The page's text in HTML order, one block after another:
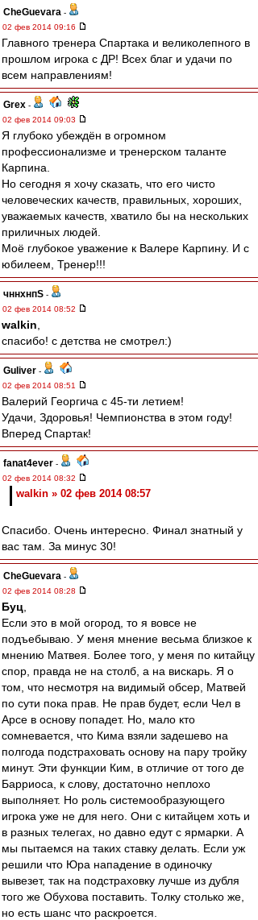
CheGuevara -
02 фев 2014 09:16
Главного тренера Спартака и великолепного в
прошлом игрока с ДР! Всех благ и удачи по
всем направлениям!
Grex -
02 фев 2014 09:03
Я глубоко убеждён в огромном
профессионализме и тренерском таланте
Карпина.
Но сегодня я хочу сказать, что его чисто
человеческих качеств, правильных, хороших,
уважаемых качеств, хватило бы на нескольких
приличных людей.
Моё глубокое уважение к Валере Карпину. И с
юбилеем, Тренер!!!
чннхнпS -
02 фев 2014 08:52
walkin
спасибо! с детства не смотрел:)
Guliver -
02 фев 2014 08:51
Валерий Георгича с 45-ти летием!
Удачи, Здоровья! Чемпионства в этом году!
Вперед Спартак!
fanat4ever -
02 фев 2014 08:32
walkin » 02 фев 2014 08:57
Спасибо. Очень интересно. Финал знатный у
вас там. За минус 30!
CheGuevara -
02 фев 2014 08:28
Буц
Если это в мой огород, то я вовсе не
подъебываю. У меня мнение весьма близкое к
мнению Матвея. Более того, у меня по китайцу
спор, правда не на столб, а на вискарь. Я о
том, что несмотря на видимый обсер, Матвей
по сути пока прав. Не прав будет, если Чел в
Арсе в основу попадет. Но, мало кто
сомневается, что Кима взяли задешево на
полгода подстраховать основу на пару тройку
минут. Эти функции Ким, в отличие от того де
Барриоса, к слову, достаточно неплохо
выполняет. Но роль системообразующего
игрока уже не для него. Они с китайцем хоть и
в разных телегах, но давно едут с ярмарки. А
мы пытаемся на таких ставку делать. Если уж
решили что Юра нападение в одиночку
вывезет, так на подстраховку лучше из дубля
того же Обухова поставить. Толку столько же,
но есть шанс что раскроется.